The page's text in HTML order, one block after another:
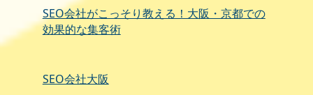
SEO会社がこっそり教える！大阪・京都での
効果的な集客術
SEO会社大阪